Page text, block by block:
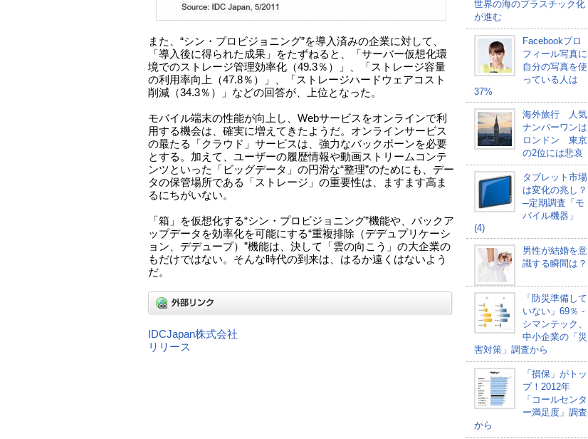
また、“シン・プロビジョニング”を導入済みの企業に対して、
「導入後に得られた成果」をたずねると、「サーバー仮想化環
境でのストレージ管理効率化（49.3％）」、「ストレージ容量
の利用率向上（47.8％）」、「ストレージハードウェアコスト
削減（34.3％）」などの回答が、上位となった。
モバイル端末の性能が向上し、Webサービスをオンラインで利
用する機会は、確実に増えてきたようだ。オンラインサービス
の最たる「クラウド」サービスは、強力なバックボーンを必要
とする。加えて、ユーザーの履歴情報や動画ストリームコンテ
ンツといった「ビッグデータ」の円滑な“整理”のためにも、デー
タの保管場所である「ストレージ」の重要性は、ますます高ま
るにちがいない。
「箱」を仮想化する“シン・プロビジョニング”機能や、バックア
ップデータを効率化を可能にする“重複排除（デデュプリケーシ
ョン、デデュープ）”機能は、決して「雲の向こう」の大企業の
もだけではない。そんな時代の到来は、はるか遠くはないよう
だ。
IDCJapan株式会社
リリース
世界の海のプラスチック化
が進む
Facebookプロ
フィール写真に
自分の写真を使
っている人は
37%
海外旅行 人気
ナンバーワンは
ロンドン 東京
の2位には悲哀
タブレット市場
は変化の兆し？
─定期調査「モ
バイル機器」
(4)
男性が結婚を意
識する瞬間は？
「防災準備して
いない」69％ -
シマンテック、
中小企業の「災
害対策」調査から
「損保」がトッ
プ！2012年
「コールセンタ
ー満足度」調査
から